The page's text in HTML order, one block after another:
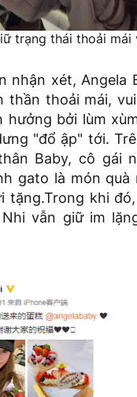
trạng thái thoải mái
nhận xét, Angela
thần thoải mái,
hưởng bởi lùm
"đổ ập" tới.
Baby, cô gái
gato là món
tặng.Trong khi
vẫn giữ im